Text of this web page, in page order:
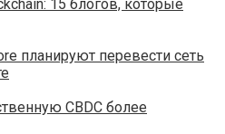
15 блогов, которые
планируют перевести сеть
CBDC более